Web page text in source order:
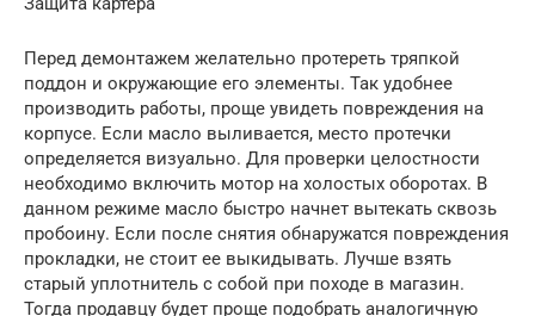
Перед демонтажем желательно протереть тряпкой
поддон и окружающие его элементы. Так удобнее
производить работы, проще увидеть повреждения на
корпусе. Если масло выливается, место протечки
определяется визуально. Для проверки целостности
необходимо включить мотор на холостых оборотах. В
данном режиме масло быстро начнет вытекать сквозь
пробоину. Если после снятия обнаружатся повреждения
прокладки, не стоит ее выкидывать. Лучше взять
старый уплотнитель с собой при походе в магазин.
Тогда продавцу будет проще подобрать аналогичную